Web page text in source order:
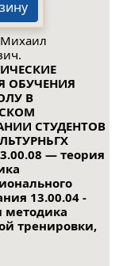
ОБУЧЕНИЯ
В
СТУДЕНТОВ
— теория
13.00.04 -
методика
тренировки,